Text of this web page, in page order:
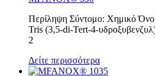
Περίληψη Σύντομο: Χημικό
Tris (3,5-di-Tert-4-
2
Δείτε περισσότερα